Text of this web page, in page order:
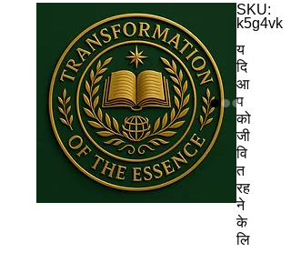
SKU:
k5g4vk
य
दि
आ
प
को
जी
वि
त
रह
ने
के
लि